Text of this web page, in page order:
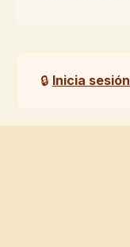
🔒 Inicia sesión